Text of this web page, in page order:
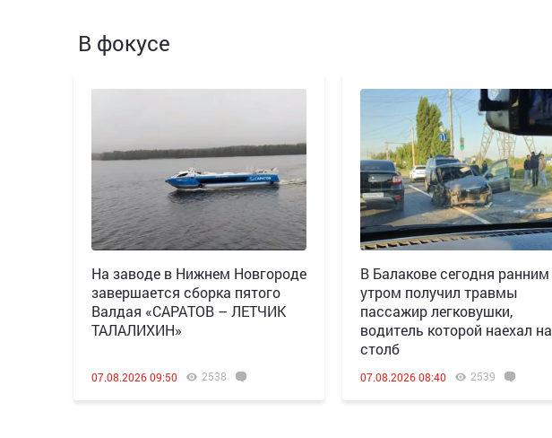
В фокусе
Н️а заводе в Нижнем Новгороде
завершается сборка пятого
Валдая «САРАТОВ – ЛЕТЧИК
ТАЛАЛИХИН»
07.08.2026 09:50 2538
В Балакове сегодня ранним
утром получил травмы
пассажир легковушки,
водитель которой наехал на
столб
07.08.2026 08:40 2539